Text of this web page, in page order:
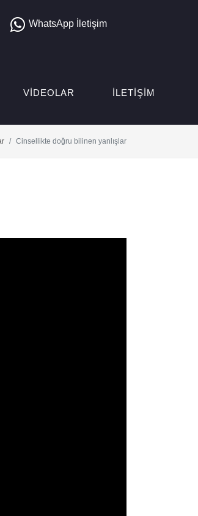
WhatsApp İletişim
VIDEOLAR İLETIŞIM
Cinsellikte doğru bilinen yanlışlar